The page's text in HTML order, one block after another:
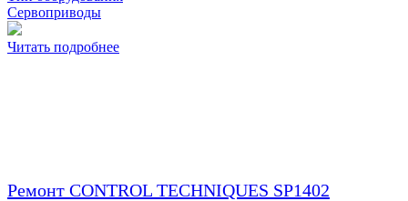
Сервоприводы
Читать подробнее
Ремонт CONTROL TECHNIQUES SP1402